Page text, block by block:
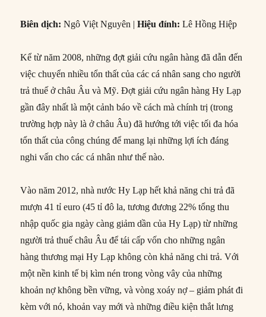
Biên dịch: Ngô Việt Nguyên |Hiệu đính: Lê Hồng Hiệp
Kể từ năm 2008, những đợt giải cứu ngân hàng đã dẫn đến
việc chuyển nhiều tổn thất của các cá nhân sang cho người
trả thuế ở châu Âu và Mỹ. Đợt giải cứu ngân hàng Hy Lạp
gần đây nhất là một cảnh báo về cách mà chính trị (trong
trường hợp này là ở châu Âu) đã hướng tới việc tối đa hóa
tổn thất của công chúng để mang lại những lợi ích đáng
nghi vấn cho các cá nhân như thế nào.
Vào năm 2012, nhà nước Hy Lạp hết khả năng chi trả đã
mượn 41 tỉ euro (45 tỉ đô la, tương đương 22% tổng thu
nhập quốc gia ngày càng giảm dần của Hy Lạp) từ những
người trả thuế châu Âu để tái cấp vốn cho những ngân
hàng thương mại Hy Lạp không còn khả năng chi trả. Với
một nền kinh tế bị kìm nén trong vòng vây của những
khoản nợ không bền vững, và vòng xoáy nợ – giảm phát đi
kèm với nó, khoản vay mới và những điều kiện thắt lưng